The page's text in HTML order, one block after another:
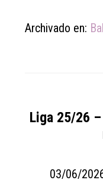
Archivado en:
Liga 25/26
03/06/